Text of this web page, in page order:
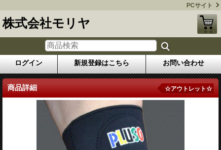
PCサイト
株式会社モリヤ
ログイン 新規登録はこちら お問い合わせ
商品詳細 ☆アウトレット☆